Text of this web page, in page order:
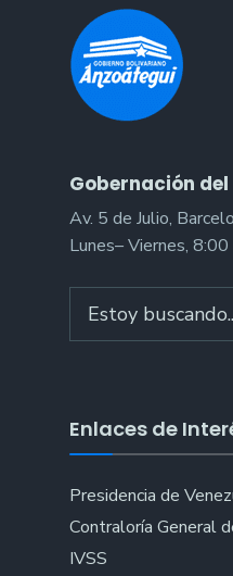
Gobernación
Av. 5 de Julio,
Lunes– Viernes,
Enlaces de
Presidencia de
Contraloría General
IVSS